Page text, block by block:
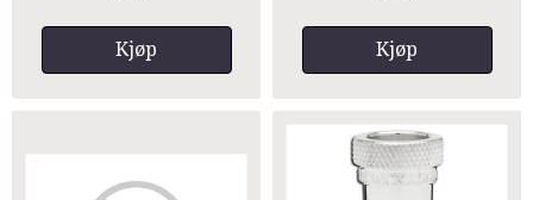
Kjøp Kjøp